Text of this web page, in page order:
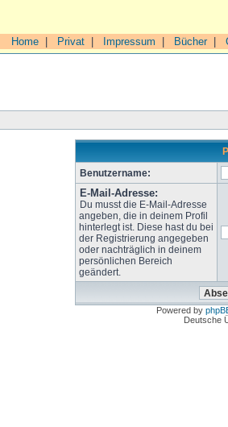
Home Privat Impressum Bücher|
Benutzername:
E-Mail-Adresse:
Du musst die E-Mail-Adresse
angeben, die in deinem Profil
hinterlegt ist. Diese hast du bei
der Registrierung angegeben
oder nachträglich in deinem
persönlichen Bereich
geändert.
Powered by
Deutsche